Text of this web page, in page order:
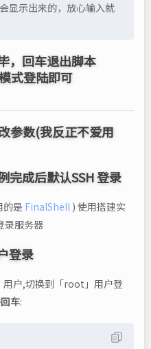
显示出来的，放心输入就
，回车退出脚本
式登陆即可
参数(我反正不爱用
完成后默认SSH 登录
的是 FinalShell ) 使用搭建实
录服务器
登录
户,切换到「root」用户登
车: